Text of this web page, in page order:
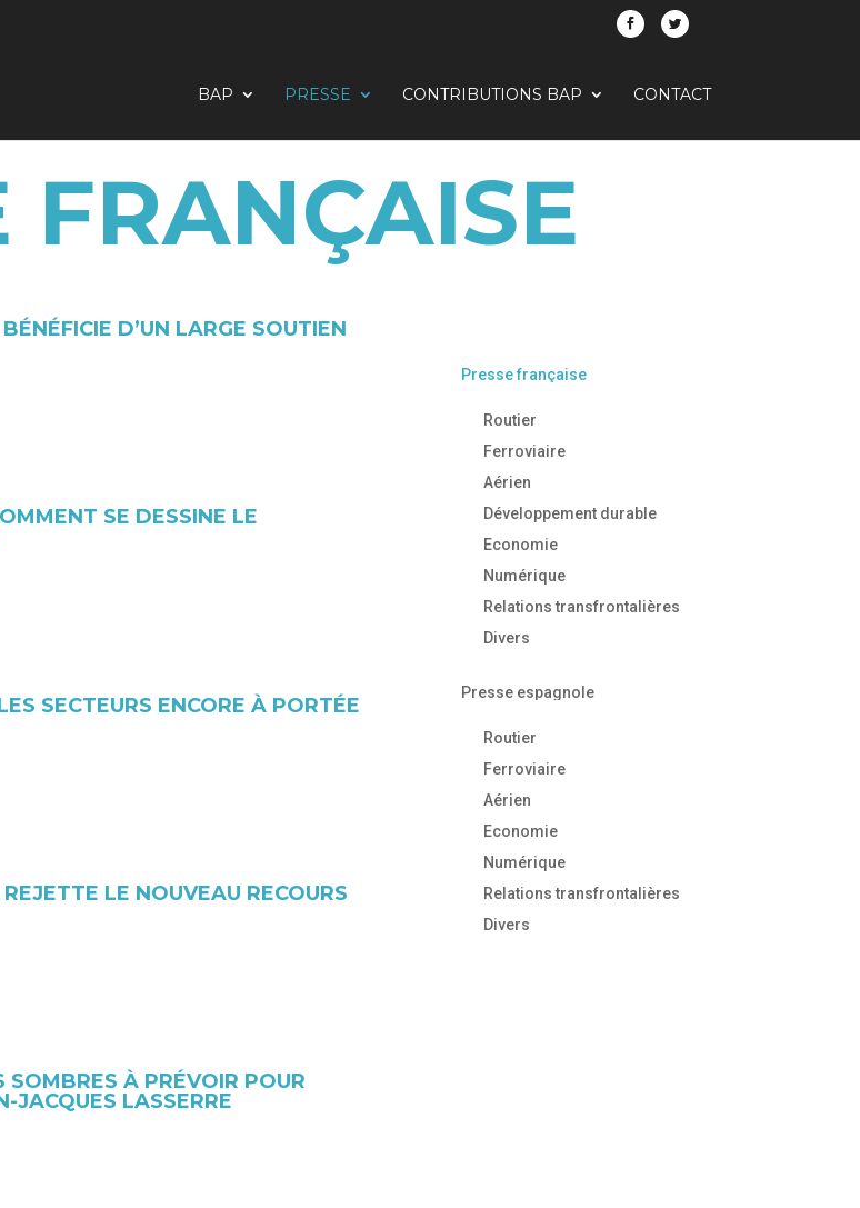
BAP PRESSE CONTRIBUTIONS BAP CONTACT
FRANÇAISE
D’UN LARGE SOUTIEN
SE DESSINE LE
SECTEURS ENCORE À PORTÉE
LE NOUVEAU RECOURS
SOMBRES À PRÉVOIR POUR
JACQUES LASSERRE
Presse française
Routier
Ferroviaire
Aérien
Développement durable
Economie
Numérique
Relations transfrontalières
Divers
Presse espagnole
Routier
Ferroviaire
Aérien
Economie
Numérique
Relations transfrontalières
Divers